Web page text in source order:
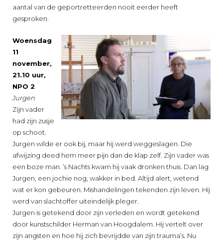
aantal van de geportretteerden nooit eerder heeft
gesproken.
Woensdag
11
november,
21.10 uur,
NPO 2
Jurgen
Zijn vader
had zijn zusje
op schoot.
Jurgen wilde er ook bij, maar hij werd weggeslagen. Die
afwijzing deed hem meer pijn dan de klap zelf. Zijn vader was
een boze man. ’s Nachts kwam hij vaak dronken thuis. Dan lag
Jurgen, een jochie nog, wakker in bed. Altijd alert, wetend
wat er kon gebeuren. Mishandelingen tekenden zijn leven. Hij
werd van slachtoffer uiteindelijk pleger.
Jurgen is getekend door zijn verleden en wordt getekend
door kunstschilder Herman van Hoogdalem. Hij vertelt over
zijn angsten en hoe hij zich bevrijdde van zijn trauma’s. Nu